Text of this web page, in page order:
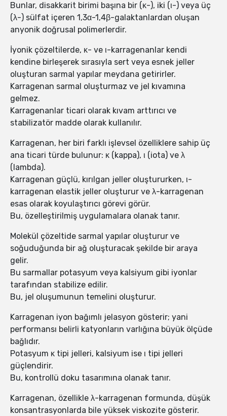
Bunlar, disakkarit birimi başına bir (κ-), iki (ι-) veya üç
(λ-) sülfat içeren 1,3α-1,4β-galaktanlardan oluşan
anyonik doğrusal polimerlerdir.
İyonik çözeltilerde, κ- ve ι-karragenanlar kendi
kendine birleşerek sırasıyla sert veya esnek jeller
oluşturan sarmal yapılar meydana getirirler.
Karragenan sarmal oluşturmaz ve jel kıvamına
gelmez.
Karragenanlar ticari olarak kıvam arttırıcı ve
stabilizatör madde olarak kullanılır.
Karragenan, her biri farklı işlevsel özelliklere sahip üç
ana ticari türde bulunur: κ (kappa), ι (iota) ve λ
(lambda).
Karragenan güçlü, kırılgan jeller oluştururken, ι-
karragenan elastik jeller oluşturur ve λ-karragenan
esas olarak koyulaştırıcı görevi görür.
Bu, özelleştirilmiş uygulamalara olanak tanır.
Molekül çözeltide sarmal yapılar oluşturur ve
soğuduğunda bir ağ oluşturacak şekilde bir araya
gelir.
Bu sarmallar potasyum veya kalsiyum gibi iyonlar
tarafından stabilize edilir.
Bu, jel oluşumunun temelini oluşturur.
Karragenan iyon bağımlı jelasyon gösterir; yani
performansı belirli katyonların varlığına büyük ölçüde
bağlıdır.
Potasyum κ tipi jelleri, kalsiyum ise ι tipi jelleri
güçlendirir.
Bu, kontrollü doku tasarımına olanak tanır.
Karragenan, özellikle λ-karragenan formunda, düşük
konsantrasyonlarda bile yüksek viskozite gösterir.